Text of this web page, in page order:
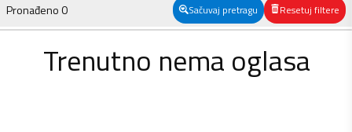
Pronađeno0 Sačuvaj pretragu Resetuj filtere
Trenutno nema oglasa